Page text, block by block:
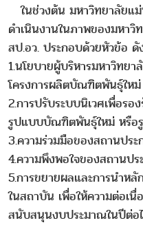
ในช่วงต้น มหาวิทยาลัยแม่
ดำเนินงานในภาพของมหา
สป.อว. ประกอบด้วยหัวข้อ ดั
1.นโยบายผู้บริหารมหาวิทย
โครงการผลิตบัณฑิตพันธุ์ใหม่
2.การปรับระบบนิเวศเพื่อร
รูปแบบบัณฑิตพันธุ์ใหม่ หรือ
3.ความร่วมมือของสถานปร
4.ความพึงพอใจของสถานป
5.การขยายผลและการนำห
ในสถาบัน เพื่อให้ความต่อเนื่
สนับสนุนงบประมาณในปีต่อ